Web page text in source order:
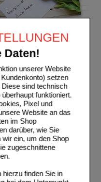
Daten!
unserer Website
setzen
sind technisch
funktioniert.
Pixel und
Website an das
im Shop
darüber, wie Sie
ein, um den Shop
zugeschnittene
hierzu finden Sie in